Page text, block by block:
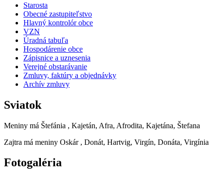
Starosta
Obecné zastupiteľstvo
Hlavný kontrolór obce
VZN
Úradná tabuľa
Hospodárenie obce
Zápisnice a uznesenia
Verejné obstarávanie
Zmluvy, faktúry a objednávky
Archív zmluvy
Sviatok
Meniny má Štefánia , Kajetán, Afra, Afrodita, Kajetána, Štefana
Zajtra má meniny Oskár , Donát, Hartvig, Virgín, Donáta, Virgínia
Fotogaléria